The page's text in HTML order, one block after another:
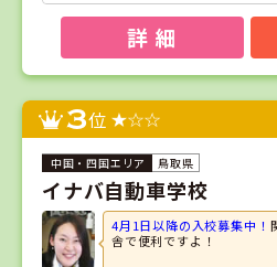
詳 細
3位
鳥取県
イナバ自動車学校
4月1日以降の入校募集中！
舎で便利ですよ！